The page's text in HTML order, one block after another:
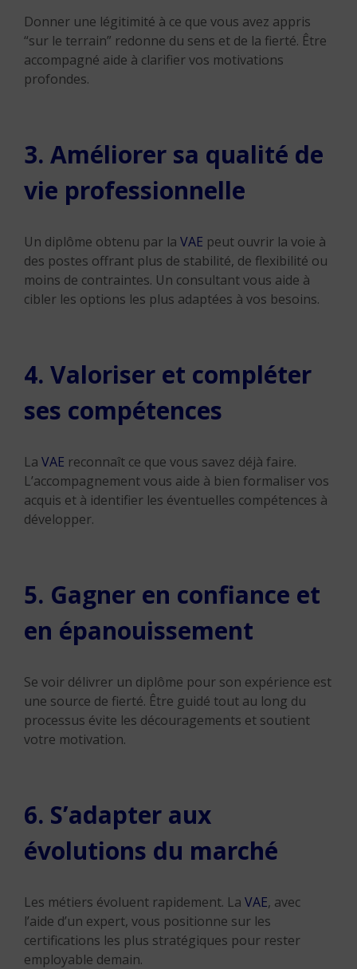
Donner une légitimité à ce que vous avez appris
“sur le terrain” redonne du sens et de la fierté. Être
accompagné aide à clarifier vos motivations
profondes.
3. Améliorer sa qualité de
vie professionnelle
Un diplôme obtenu par la VAE peut ouvrir la voie à
des postes offrant plus de stabilité, de flexibilité ou
moins de contraintes. Un consultant vous aide à
cibler les options les plus adaptées à vos besoins.
4. Valoriser et compléter
ses compétences
La VAE reconnaît ce que vous savez déjà faire.
L’accompagnement vous aide à bien formaliser vos
acquis et à identifier les éventuelles compétences à
développer.
5. Gagner en confiance et
en épanouissement
Se voir délivrer un diplôme pour son expérience est
une source de fierté. Être guidé tout au long du
processus évite les découragements et soutient
votre motivation.
6. S’adapter aux
évolutions du marché
Les métiers évoluent rapidement. La VAE, avec
l’aide d’un expert, vous positionne sur les
certifications les plus stratégiques pour rester
employable demain.